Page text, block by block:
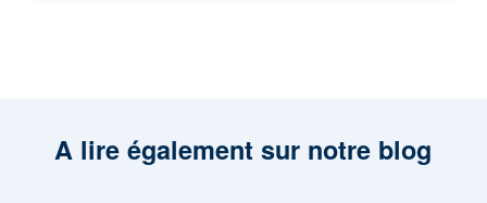
A lire également sur notre blog